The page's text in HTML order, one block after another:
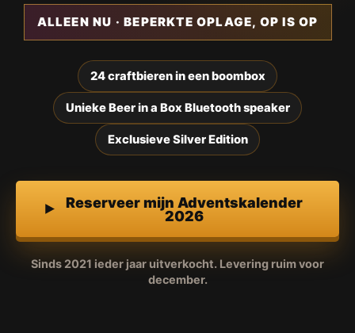
ALLEEN NU · BEPERKTE OPLAGE, OP IS OP
24 craftbieren in een boombox
Unieke Beer in a Box Bluetooth speaker
Exclusieve Silver Edition
Reserveer mijn Adventskalender
2026
Sinds 2021 ieder jaar uitverkocht. Levering ruim voor
december.